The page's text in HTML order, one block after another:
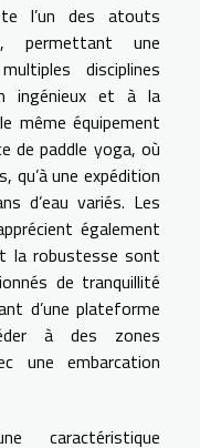
l’un des atouts
permettant une
disciplines
ingénieux et à la
même équipement
de paddle yoga, où
une expédition
d’eau variés. Les
également
la robustesse sont
de tranquillité
d’une plateforme
à des zones
une embarcation
caractéristique